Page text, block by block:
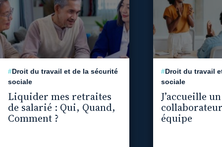
#Droit du travail et de la sécurité
sociale
Liquider mes retraites
de salarié : Qui, Quand,
Comment ?
#Droit du travail
sociale
J’accueille
équipe